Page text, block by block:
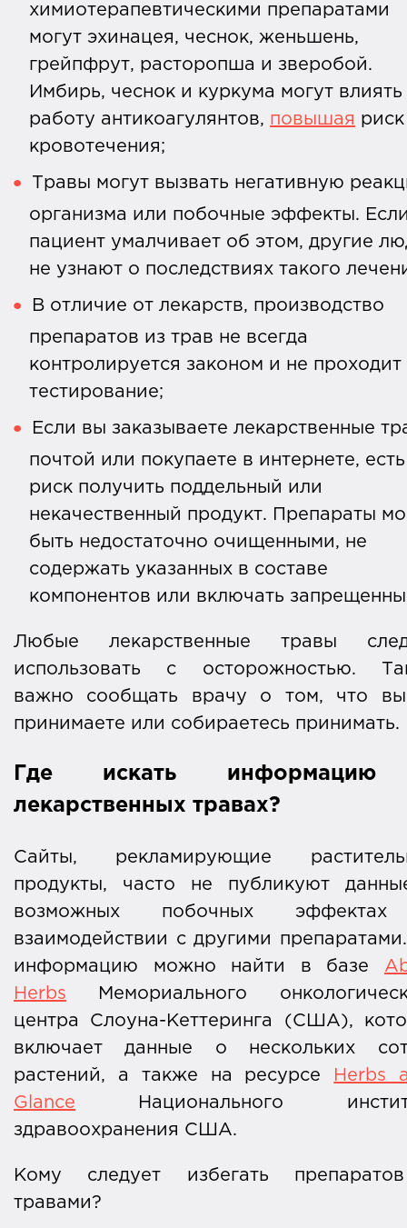
химиотерапевтическими препаратами
могут эхинацея, чеснок, женьшень,
грейпфрут, расторопша и зверобой.
Имбирь, чеснок и куркума могут влиять
работу антикоагулянтов, повышая риск
кровотечения;
Травы могут вызвать негативную
организма или побочные эффекты.
пациент умалчивает об этом, другие
не узнают о последствиях такого
В отличие от лекарств, производство
препаратов из трав не всегда
контролируется законом и не проходит
тестирование;
Если вы заказываете лекарственные
почтой или покупаете в интернете, есть
риск получить поддельный или
некачественный продукт. Препараты
быть недостаточно очищенными, не
содержать указанных в составе
компонентов или включать
Любые лекарственные травы
использовать с осторожностью.
важно сообщать врачу о том, что
принимаете или собираетесь принимать.
Где искать
лекарственных травах?
Сайты, рекламирующие
продукты, часто не публикуют
возможных побочных
взаимодействии с другими
информацию можно найти в базе
Herbs Мемориального
центра Слоуна-Кеттеринга (США),
включает данные о нескольких
растений, а также на ресурсе
Herbs
Glance Национального
здравоохранения США.
Кому следует избегать
травами?